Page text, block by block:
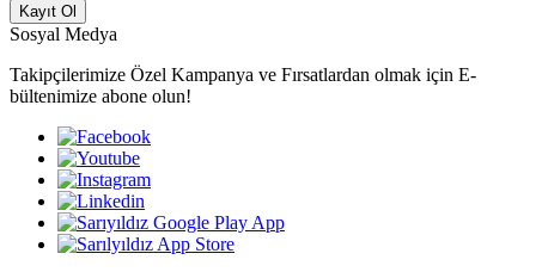
Kayıt Ol
Sosyal Medya
Takipçilerimize Özel Kampanya ve Fırsatlardan olmak için E-
bültenimize abone olun!